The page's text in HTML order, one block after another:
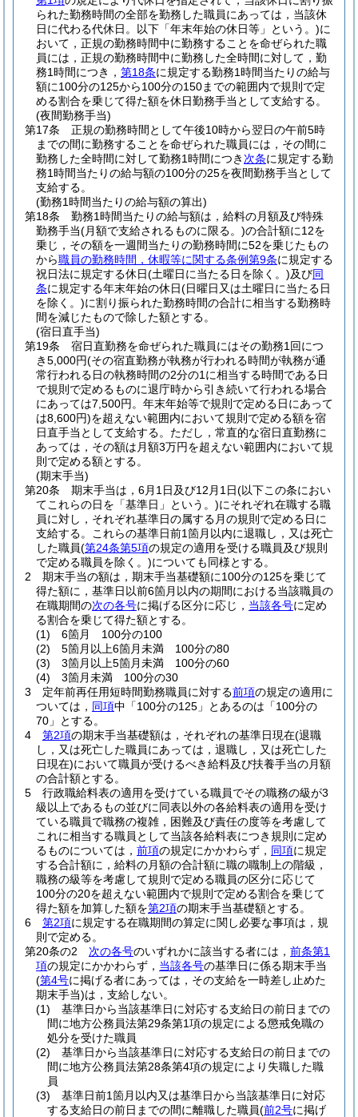
られた勤務時間の全部を勤務した職員にあっては，当該休
日に代わる代休日。以下「年末年始の休日等」という。)に
おいて，正規の勤務時間中に勤務することを命ぜられた職
員には，正規の勤務時間中に勤務した全時間に対して，勤
務1時間につき， 第18条に規定する勤務1時間当たりの給与
額に100分の125から100分の150までの範囲内で規則で定
める割合を乗じて得た額を休日勤務手当として支給する。
(夜間勤務手当)
第17条
正規の勤務時間として午後10時から翌日の午前5時
までの間に勤務することを命ぜられた職員には，その間に
勤務した全時間に対して勤務1時間につき 次条に規定する勤
務1時間当たりの給与額の100分の25を夜間勤務手当として
支給する。
(勤務1時間当たりの給与額の算出)
第18条
勤務1時間当たりの給与額は，給料の月額及び特殊
勤務手当(月額で支給されるものに限る。)の合計額に12を
乗じ，その額を一週間当たりの勤務時間に52を乗じたもの
から職員の勤務時間，休暇等に関する条例第9条に規定する
祝日法に規定する休日(土曜日に当たる日を除く。)及び同
条に規定する年末年始の休日(日曜日又は土曜日に当たる日
を除く。)に割り振られた勤務時間の合計に相当する勤務時
間を減じたもので除した額とする。
(宿日直手当)
第19条
宿日直勤務を命ぜられた職員にはその勤務1回につ
き5,000円(その宿直勤務が執務が行われる時間が執務が通
常行われる日の執務時間の2分の1に相当する時間である日
で規則で定めるものに退庁時から引き続いて行われる場合
にあっては7,500円。年末年始等で規則で定める日にあって
は8,600円)を超えない範囲内において規則で定める額を宿
日直手当として支給する。 ただし，常直的な宿日直勤務に
あっては，その額は月額3万円を超えない範囲内において規
則で定める額とする。
(期末手当)
第20条
期末手当は，6月1日及び12月1日(以下この条におい
てこれらの日を「基準日」という。)にそれぞれ在職する職
員に対し，それぞれ基準日の属する月の規則で定める日に
支給する。
これらの基準日前1箇月以内に退職し，又は死亡
した職員(第24条第5項の規定の適用を受ける職員及び規則
で定める職員を除く。)についても同様とする。
2
期末手当の額は，期末手当基礎額に100分の125を乗じて
得た額に，基準日以前6箇月以内の期間における当該職員の
在職期間の次の各号に掲げる区分に応じ， 当該各号に定め
る割合を乗じて得た額とする。
(1)
6箇月 100分の100
(2)
5箇月以上6箇月未満 100分の80
(3)
3箇月以上5箇月未満 100分の60
(4)
3箇月未満 100分の30
3
定年前再任用短時間勤務職員に対する前項の規定の適用に
ついては， 同項中「100分の125」とあるのは「100分の
70」とする。
4
第2項の期末手当基礎額は，それぞれの基準日現在(退職
し，又は死亡した職員にあっては，退職し，又は死亡した
日現在)において職員が受けるべき給料及び扶養手当の月額
の合計額とする。
5
行政職給料表の適用を受けている職員でその職務の級が3
級以上であるもの並びに同表以外の各給料表の適用を受け
ている職員で職務の複雑，困難及び責任の度等を考慮して
これに相当する職員として当該各給料表につき規則に定め
るものについては， 前項の規定にかかわらず， 同項に規定
する合計額に，給料の月額の合計額に職の職制上の階級，
職務の級等を考慮して規則で定める職員の区分に応じて
100分の20を超えない範囲内で規則で定める割合を乗じて
得た額を加算した額を第2項の期末手当基礎額とする。
6
第2項に規定する在職期間の算定に関し必要な事項は，規
則で定める。
第20条の2
次の各号のいずれかに該当する者には， 前条第1
項の規定にかかわらず， 当該各号の基準日に係る期末手当
(第4号に掲げる者にあっては，その支給を一時差し止めた
期末手当)は，支給しない。
(1)
基準日から当該基準日に対応する支給日の前日までの
間に地方公務員法第29条第1項の規定による懲戒免職の
処分を受けた職員
(2)
基準日から当該基準日に対応する支給日の前日までの
間に地方公務員法第28条第4項の規定により失職した職
員
(3)
基準日前1箇月以内又は基準日から当該基準日に対応
する支給日の前日までの間に離職した職員(前2号に掲げ